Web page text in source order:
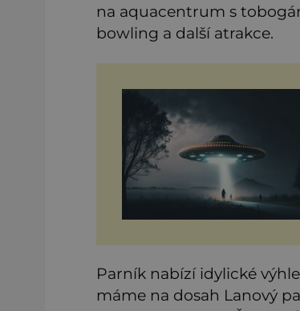
na aquacentrum s
bowling a další atrakce.
Parník nabízí idylické
máme na dosah Lanový